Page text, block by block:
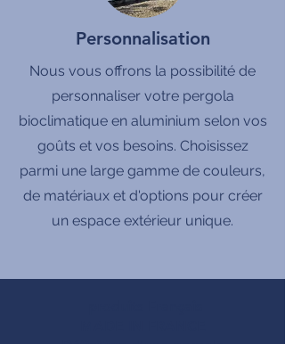
Personnalisation
Nous vous offrons la possibilité de
personnaliser votre pergola
bioclimatique en aluminium selon vos
goûts et vos besoins. Choisissez
parmi une large gamme de couleurs,
de matériaux et d'options pour créer
un espace extérieur unique.